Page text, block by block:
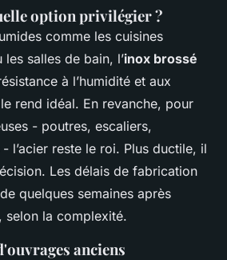
option privilégier ?
comme les cuisines
salles de bain, l’inox brossé
à l’humidité et aux
rend idéal. En revanche, pour
- poutres, escaliers,
l’acier reste le roi. Plus ductile, il
Les délais de fabrication
quelques semaines après
selon la complexité.
anciens